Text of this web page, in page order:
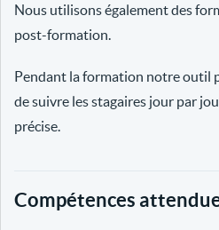
Nous utilisons également des
post-formation.
Pendant la formation notre outil
de suivre les stagaires jour par
précise.
Compétences